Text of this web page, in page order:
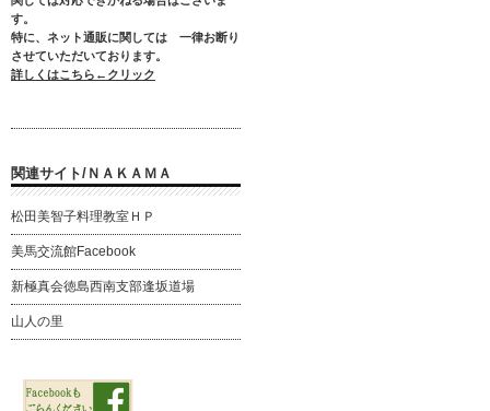
す。
特に、ネット通販に関しては 一律お断り
させていただいております。
詳しくはこちら←クリック
関連サイト/ＮＡＫＡＭＡ
松田美智子料理教室ＨＰ
美馬交流館Facebook
新極真会徳島西南支部逢坂道場
山人の里